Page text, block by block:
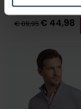
€ 89,95€ 44,98